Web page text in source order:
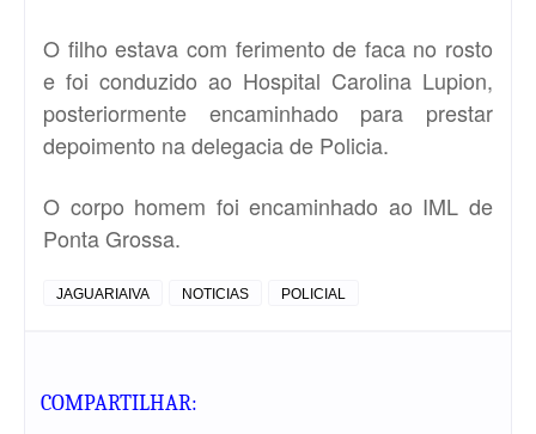
O filho estava com ferimento de faca no rosto
e foi conduzido ao Hospital Carolina Lupion,
posteriormente encaminhado para prestar
depoimento na delegacia de Policia.
O corpo homem foi encaminhado ao IML de
Ponta Grossa.
JAGUARIAIVA NOTICIAS POLICIAL
COMPARTILHAR: